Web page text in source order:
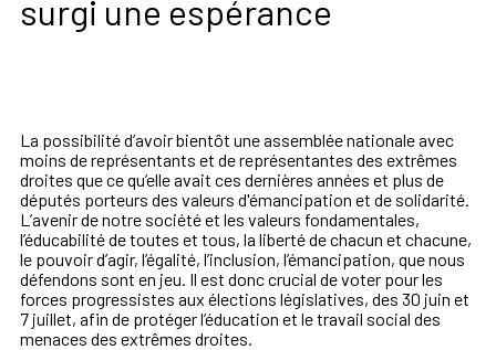
surgi une espérance
La possibilité d’avoir bientôt une assemblée nationale avec
moins de représentants et de représentantes des extrêmes
droites que ce qu’elle avait ces dernières années et plus de
députés porteurs des valeurs d'émancipation et de solidarité.
L’avenir de notre société et les valeurs fondamentales,
l’éducabilité de toutes et tous, la liberté de chacun et chacune,
le pouvoir d’agir, l’égalité, l’inclusion, l’émancipation, que nous
défendons sont en jeu. Il est donc crucial de voter pour les
forces progressistes aux élections législatives, des 30 juin et
7 juillet, afin de protéger l’éducation et le travail social des
menaces des extrêmes droites.